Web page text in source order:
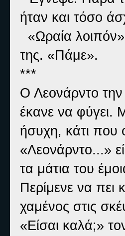
ήταν και τόσο
«Ωραία
της. «Πάμε».
***
Ο Λεονάρντο
έκανε να φύγει.
ήσυχη, κάτι που
«Λεονάρντο...»
τα μάτια του
Περίμενε να πει
χαμένος στις
«Είσαι καλά;»